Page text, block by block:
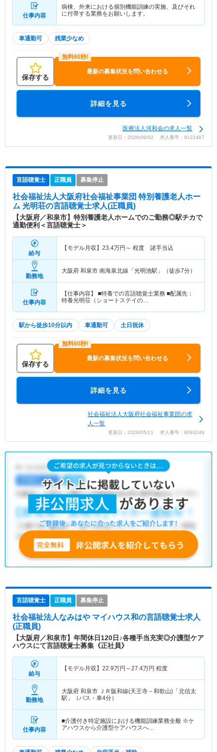
仕事内容
病棟、外来における個別機能訓練の実施、及びそれ
に付帯する業務をお願いします。
車通勤可 残業少なめ
保存する
最新の募集状況を問い合わせる
詳細を見る
医療法人河和会の求人一覧
更新日：2026/06/02 求人番号：9122467
言語聴覚士 正職員 募集停止
社会福祉法人大阪府社会福祉事業団 特別養護老人ホー
ム 光明荘の言語聴覚士求人(正職員)
【大阪府／和泉市】特別養護老人ホームでのご勤務◎駅チカで
通勤便利＜言語聴覚士＞
給与
【モデル月収】 23.4万円～ 程度 諸手当込
勤務地
大阪府 和泉市 南海泉北線「光明池駅」（徒歩7分）
仕事内容
【仕事内容】 ■特養での言語聴覚士業務 ■配属先：
特養光明荘（ショートステイの…
駅から徒歩10分以内 車通勤可 土日祝休
保存する
最新の募集状況を問い合わせる
詳細を見る
社会福祉法人大阪府社会福祉事業団の求
人一覧
更新日：2026/05/11 求人番号：9093249
言語聴覚士 正職員 募集停止
社会福祉法人なみはや マイハウス和の言語聴覚士求人
(正職員)
【大阪府／和泉市】年間休日120日♪各種手当充実◎介護型ケア
ハウスにて言語聴覚士募集《正社員》
給与
【モデル月収】 22.9万円～27.4万円 程度
勤務地
大阪府 和泉市 ＪＲ阪和線(天王寺－和歌山)「北信太
駅」（バス・車4分）
仕事内容
■介護付き特定施設における機能訓練業務全般 ※ケ
アハウスから介護型ケアハウスへ…